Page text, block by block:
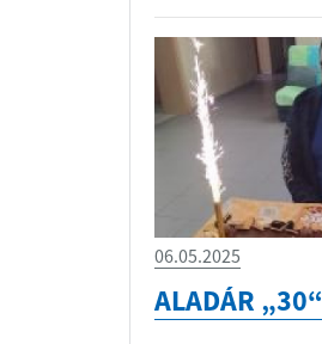
06.05.2025
ALADÁR „30“